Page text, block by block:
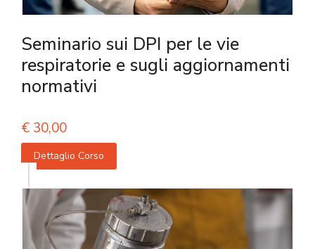
Seminario sui DPI per le vie
respiratorie e sugli aggiornamenti
normativi
€ 30,00
Dettaglio Corso